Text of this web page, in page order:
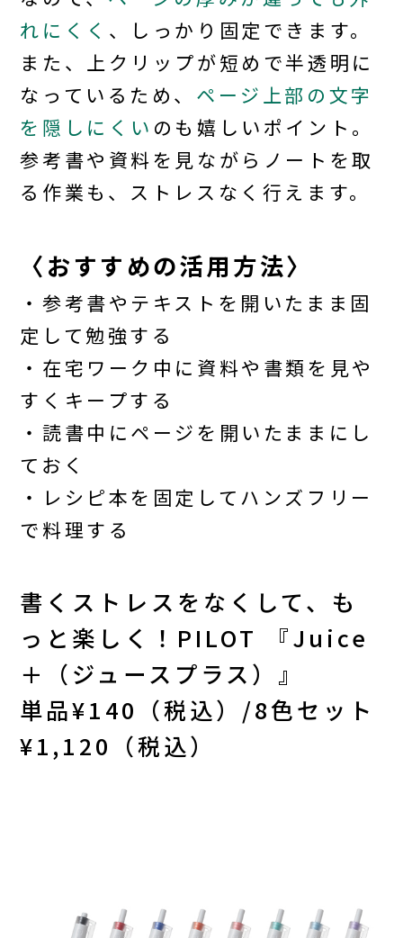
れにくく 、しっかり固定できます。
また、上クリップが短めで半透明に
なっているため、 ページ上部の文字
を隠しにくい のも嬉しいポイント。
参考書や資料を見ながらノートを取
る作業も、ストレスなく行えます。
〈おすすめの活用方法〉
・参考書やテキストを開いたまま固
定して勉強する
・在宅ワーク中に資料や書類を見や
すくキープする
・読書中にページを開いたままにし
ておく
・レシピ本を固定してハンズフリー
で料理する
書くストレスをなくして、も
っと楽しく！PILOT 『Juice
＋（ジュースプラス）』
単品¥140（税込）/8色セット
¥1,120（税込）